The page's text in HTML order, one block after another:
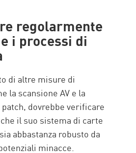
regolarmente
i processi di
di altre misure di
la scansione AV e la
dovrebbe verificare
il suo sistema di carte
abbastanza robusto da
minacce.